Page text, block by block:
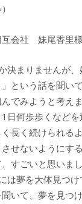
互会社 妹尾香里様
決まりませんが
という話を聞い
でみようと考え
日何歩歩くなど
長く続けられる
せないようにす
すごいと思いまし
は夢を大体見つ
いて、夢を見つ